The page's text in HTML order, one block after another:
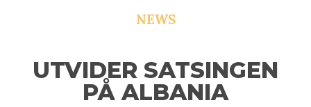
NEWS
UTVIDER SATSINGEN
PÅ ALBANIA